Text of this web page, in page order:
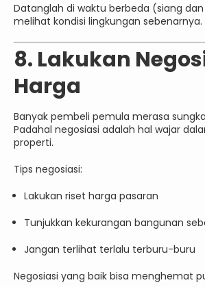
Datanglah di waktu berbeda (siang
melihat kondisi lingkungan sebenarnya.
8. Lakukan
Harga
Banyak pembeli pemula merasa
Padahal negosiasi adalah hal wajar
properti.
Tips negosiasi:
Lakukan riset harga pasaran
Tunjukkan kekurangan bangunan
Jangan terlihat terlalu terburu-buru
Negosiasi yang baik bisa menghemat